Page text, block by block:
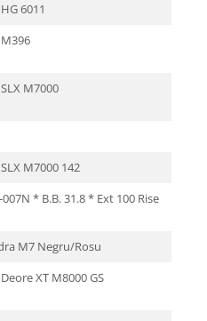
6011
M7000
M7000 142
007N * B.B. 31.8 * Ext 100 Rise
M7 Negru/Rosu
XT M8000 GS